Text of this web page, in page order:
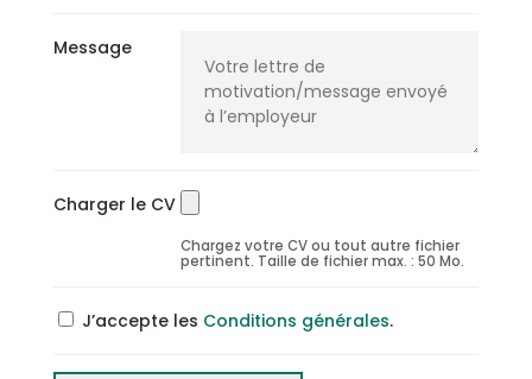
Message
Charger le CV
Chargez votre CV ou tout autre fichier
pertinent. Taille de fichier max. : 50 Mo.
J’accepte les Conditions générales.